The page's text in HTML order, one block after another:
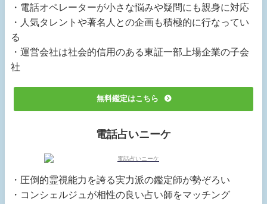
・電話オペレーターが小さな悩みや疑問にも親身に対応
・人気タレントや著名人との企画も積極的に行なってい
る
・運営会社は社会的信用のある東証一部上場企業の子会
社
無料鑑定はこちら
電話占いニーケ
・圧倒的霊視能力を誇る実力派の鑑定師が勢ぞろい
・コンシェルジュが相性の良い占い師をマッチング